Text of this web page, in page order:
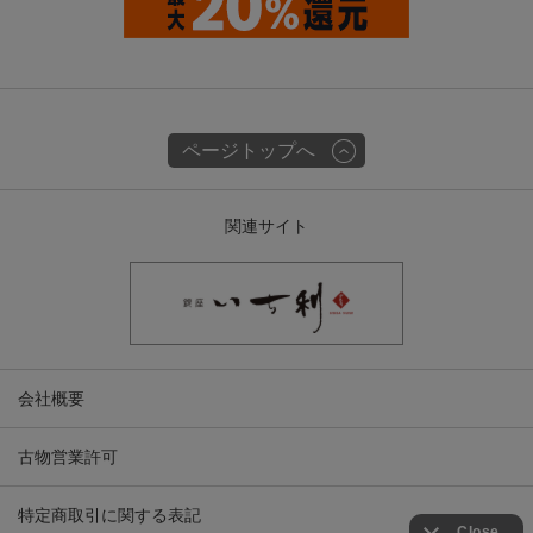
ページトップへ
関連サイト
会社概要
古物営業許可
特定商取引に関する表記